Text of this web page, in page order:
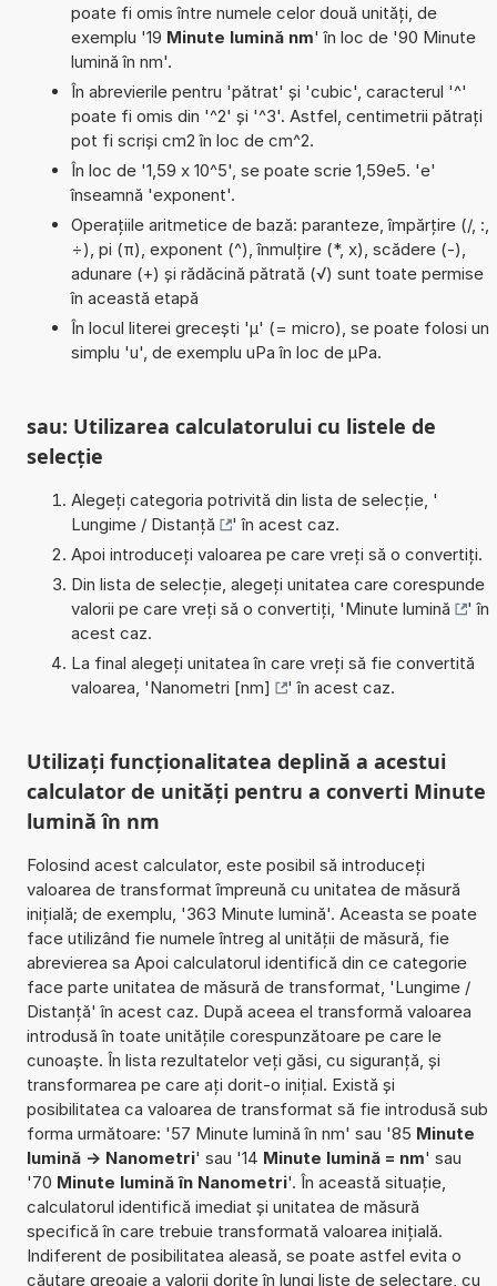
poate fi omis între numele celor două unități, de
exemplu '19 Minute lumină nm' în loc de '90 Minute
lumină în nm'.
În abrevierile pentru 'pătrat' și 'cubic', caracterul '^'
poate fi omis din '^2' și '^3'. Astfel, centimetrii pătrați
pot fi scriși cm2 în loc de cm^2.
În loc de '1,59 x 10^5', se poate scrie 1,59e5. 'e'
înseamnă 'exponent'.
Operațiile aritmetice de bază: paranteze, împărțire (/, :,
÷), pi (π), exponent (^), înmulțire (*, x), scădere (-),
adunare (+) și rădăcină pătrată (√) sunt toate permise
în această etapă
În locul literei grecești 'µ' (= micro), se poate folosi un
simplu 'u', de exemplu uPa în loc de µPa.
sau: Utilizarea calculatorului cu listele de
selecție
Alegeți categoria potrivită din lista de selecție, '
Lungime / Distanță
' în acest caz.
Apoi introduceți valoarea pe care vreți să o convertiți.
Din lista de selecție, alegeți unitatea care corespunde
valorii pe care vreți să o convertiți, 'Minute lumină
' în
acest caz.
La final alegeți unitatea în care vreți să fie convertită
valoarea, 'Nanometri [nm] ' în acest caz.
Utilizați funcționalitatea deplină a acestui
calculator de unități pentru a converti Minute
lumină în nm
Folosind acest calculator, este posibil să introduceți
valoarea de transformat împreună cu unitatea de măsură
inițială; de exemplu, '363 Minute lumină'. Aceasta se poate
face utilizând fie numele întreg al unității de măsură, fie
abrevierea sa Apoi calculatorul identifică din ce categorie
face parte unitatea de măsură de transformat, 'Lungime /
Distanță' în acest caz. După aceea el transformă valoarea
introdusă în toate unitățile corespunzătoare pe care le
cunoaște. În lista rezultatelor veți găsi, cu siguranță, și
transformarea pe care ați dorit-o inițial. Există și
posibilitatea ca valoarea de transformat să fie introdusă sub
forma următoare: '57 Minute lumină în nm' sau '85 Minute
lumină -> Nanometri' sau '14 Minute lumină = nm' sau
'70 Minute lumină în Nanometri'. În această situație,
calculatorul identifică imediat și unitatea de măsură
specifică în care trebuie transformată valoarea inițială.
Indiferent de posibilitatea aleasă, se poate astfel evita o
căutare greoaie a valorii dorite în lungi liste de selectare, cu